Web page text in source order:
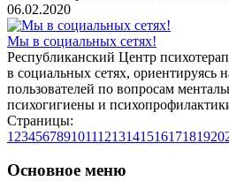
06.02.2020
Мы в социальных сетях!
Республиканский Центр
в социальных сетях, ориентируясь
пользователей по вопросам
психогигиены и
Страницы:
1 234567891011121314151617181920
Основное меню